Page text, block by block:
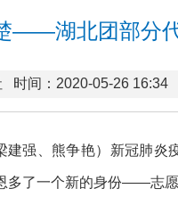
——湖北团部分
时间：2020-05-26 16:34
建强、熊争艳）新冠肺炎
多了一个新的身份——志